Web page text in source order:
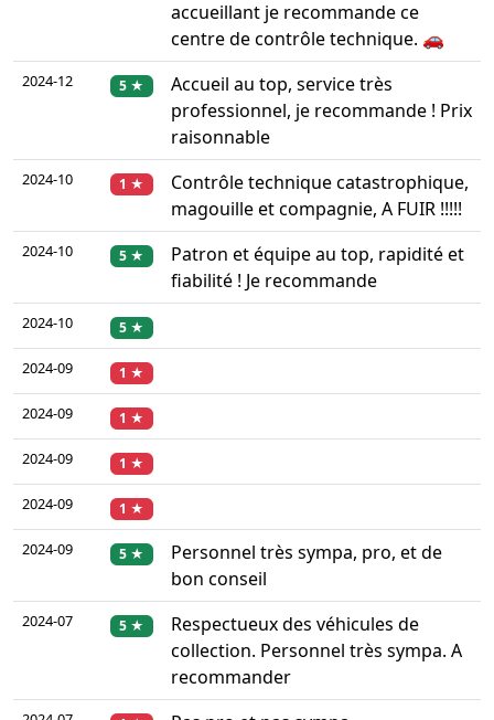
accueillant je recommande ce
centre de contrôle technique. 🚗
2024-12 5 ★
Accueil au top, service très
professionnel, je recommande ! Prix
raisonnable
2024-10 1 ★
Contrôle technique catastrophique,
magouille et compagnie, A FUIR !!!!!
2024-10 5 ★
Patron et équipe au top, rapidité et
fiabilité ! Je recommande
2024-10 5 ★
2024-09 1 ★
2024-09 1 ★
2024-09 1 ★
2024-09 1 ★
2024-09 5 ★
Personnel très sympa, pro, et de
bon conseil
2024-07 5 ★
Respectueux des véhicules de
collection. Personnel très sympa. A
recommander